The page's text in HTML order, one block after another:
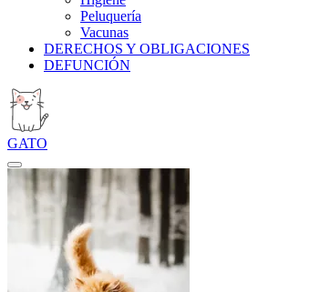
Peluquería
Vacunas
DERECHOS Y OBLIGACIONES
DEFUNCIÓN
GATO